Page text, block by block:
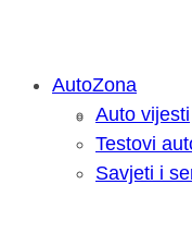
AutoZona
Auto vijesti
Testovi
Savjeti i